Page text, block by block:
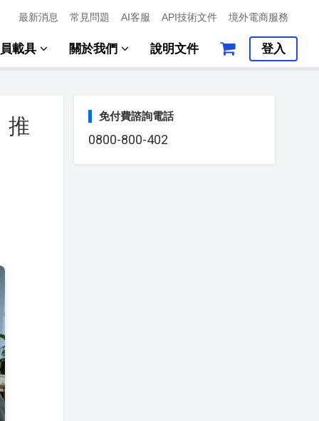
最新消息 常見問題 AI客服 API技術文件 境外電商服務
載具 關於我們 說明文件 登入
推 免付費諮詢電話
0800-800-402